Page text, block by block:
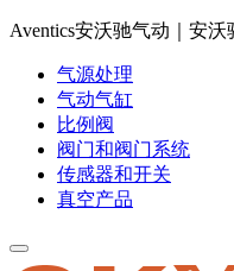
Aventics安沃驰气动｜安
气源处理
气动气缸
比例阀
阀门和阀门系统
传感器和开关
真空产品